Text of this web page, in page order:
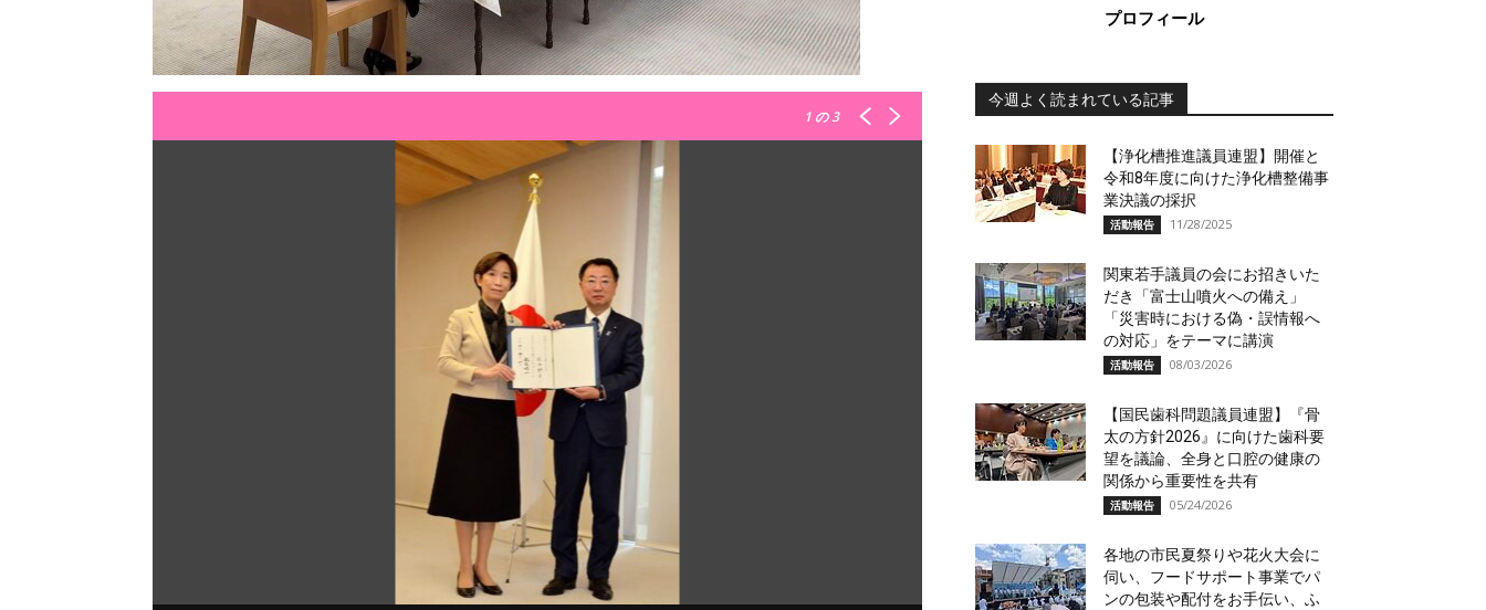
オ
を
再
生
す
る
1 の 3
プロフィール
今週よく読まれている記事
【浄化槽推進議員連盟】開催と
令和8年度に向けた浄化槽整備事
業決議の採択
活動報告 11/28/2025
関東若手議員の会にお招きいた
だき「富士山噴火への備え」
「災害時における偽・誤情報へ
の対応」をテーマに講演
活動報告 08/03/2026
【国民歯科問題議員連盟】『骨
太の方針2026』に向けた歯科要
望を議論、全身と口腔の健康の
関係から重要性を共有
活動報告 05/24/2026
各地の市民夏祭りや花火大会に
伺い、フードサポート事業でパ
ンの包装や配付をお手伝い、ふ